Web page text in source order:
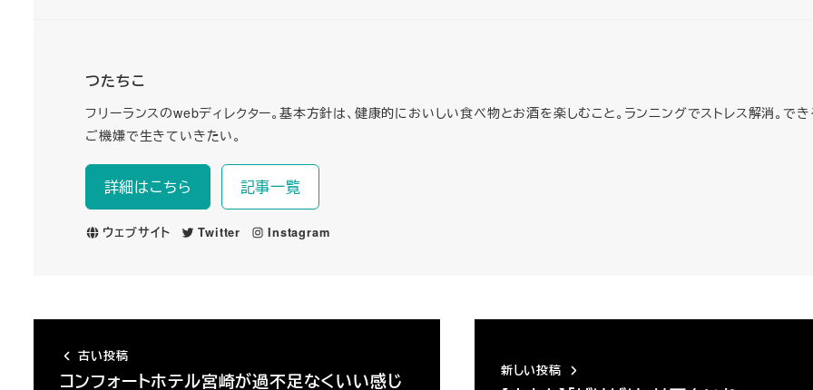
つたちこ
フリーランスのwebディレクター。基本方針は、健康的においしい食べ物とお酒を楽しむこと。ランニングでストレス解消。で
ご機嫌で生きていきたい。
詳細はこちら 記事一覧
ウェブサイト Twitter Instagram
古い投稿
コンフォートホテル宮崎が過不足なくいい感じ
新しい投稿